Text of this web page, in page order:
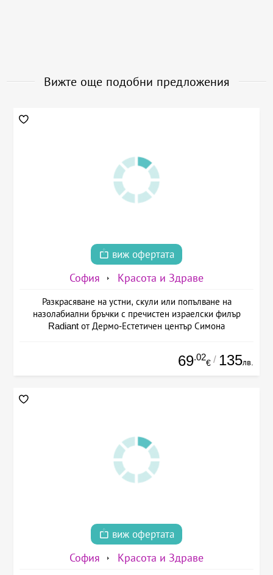
Вижте още подобни предложения
виж офертата
София Красота и Здраве
Разкрасяване на устни, скули или попълване на
назолабиални бръчки с пречистен израелски филър
Radiant от Дермо-Естетичен център Симона
69.02
€ / 135лв.
виж офертата
София Красота и Здраве